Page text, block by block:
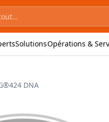
SolutionsOpérations &
DNA